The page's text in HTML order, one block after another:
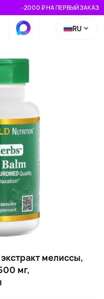
-2000 ₽ НА ПЕРВЫЙ ЗАКАЗ
RU
мелиссы,
мг,